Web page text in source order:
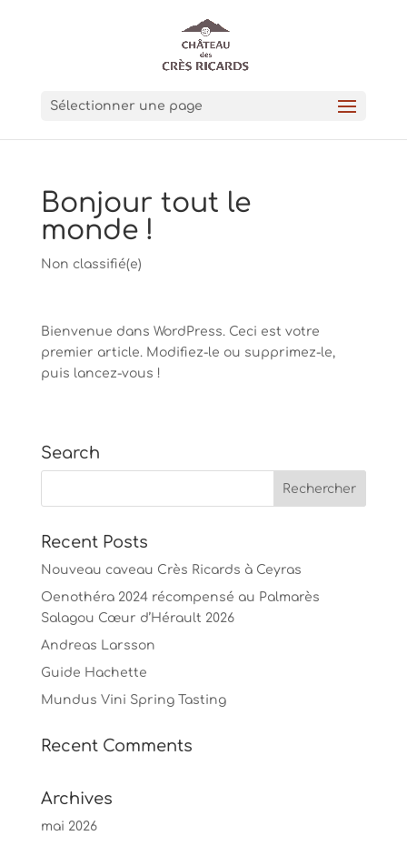
Sélectionner une page
Bonjour tout le
monde !
Non classifié(e)
Bienvenue dans WordPress. Ceci est votre
premier article. Modifiez-le ou supprimez-le,
puis lancez-vous !
Search
Recent Posts
Nouveau caveau Crès Ricards à Ceyras
Oenothéra 2024 récompensé au Palmarès
Salagou Cœur d’Hérault 2026
Andreas Larsson
Guide Hachette
Mundus Vini Spring Tasting
Recent Comments
Archives
mai 2026